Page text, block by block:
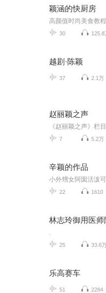
颖涵的快厨房
30 125.8
越剧·陈颖
37 2.1万
赵丽颖之声
7 5.2万
辛颖的作品
22 1610
林志玲御用医
25 33.6
乐高赛车
51 2284